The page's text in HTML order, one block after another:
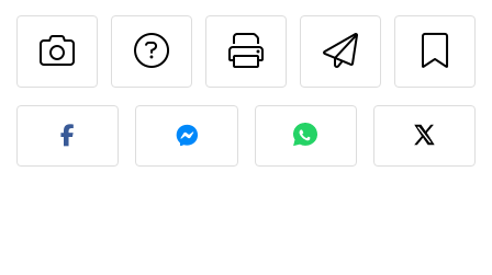
Imprimir
Preguntar al autor
Publicar la foto de esta